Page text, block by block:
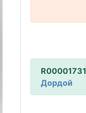
R00001731
Дордой